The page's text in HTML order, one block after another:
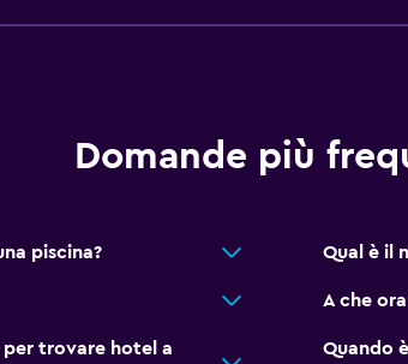
Domande più
piscina? Qual è il
A che
trovare hotel a
Quando